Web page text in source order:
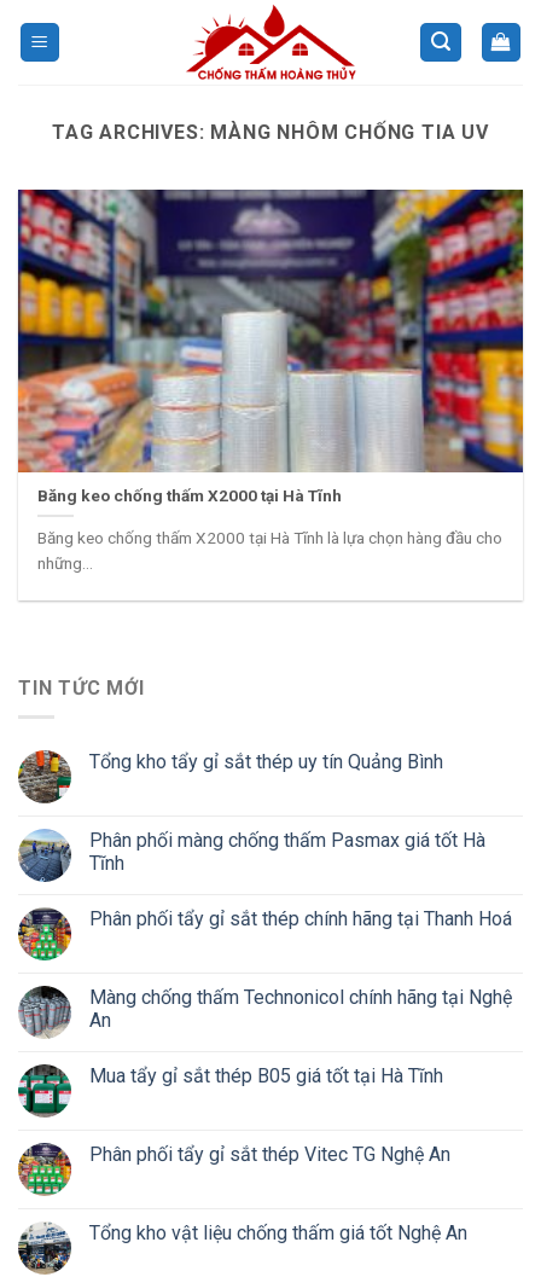
TAG ARCHIVES: MÀNG NHÔM CHỐNG TIA UV
Băng keo chống thấm X2000 tại Hà Tĩnh
Băng keo chống thấm X2000 tại Hà Tĩnh là lựa chọn hàng đầu cho
những...
TIN TỨC MỚI
Tổng kho tẩy gỉ sắt thép uy tín Quảng Bình
Phân phối màng chống thấm Pasmax giá tốt Hà
Tĩnh
Phân phối tẩy gỉ sắt thép chính hãng tại Thanh Hoá
Màng chống thấm Technonicol chính hãng tại Nghệ
An
Mua tẩy gỉ sắt thép B05 giá tốt tại Hà Tĩnh
Phân phối tẩy gỉ sắt thép Vitec TG Nghệ An
Tổng kho vật liệu chống thấm giá tốt Nghệ An